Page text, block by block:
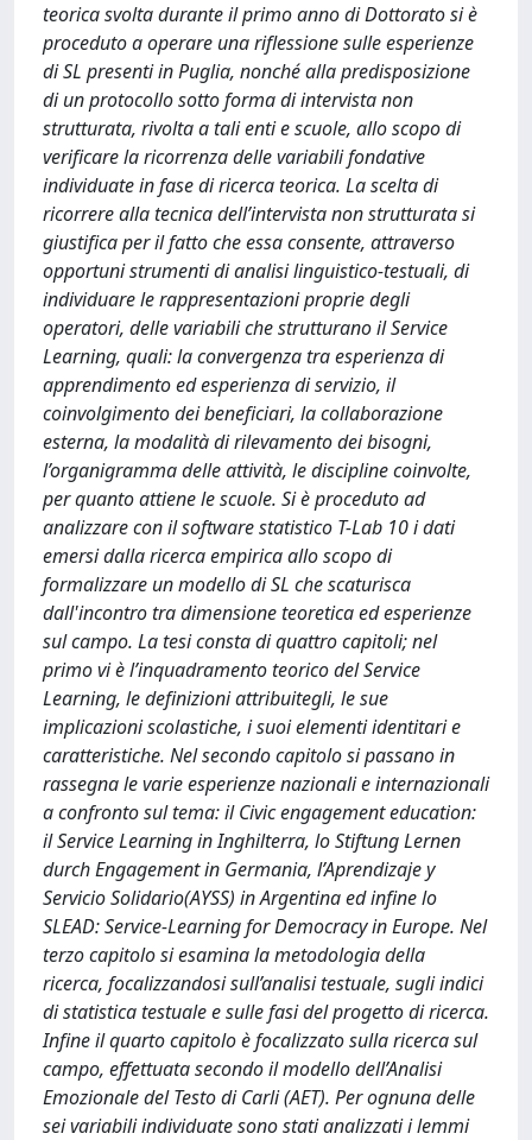
teorica svolta durante il primo anno di Dottorato si è
proceduto a operare una riflessione sulle esperienze
di SL presenti in Puglia, nonché alla predisposizione
di un protocollo sotto forma di intervista non
strutturata, rivolta a tali enti e scuole, allo scopo di
verificare la ricorrenza delle variabili fondative
individuate in fase di ricerca teorica. La scelta di
ricorrere alla tecnica dell’intervista non strutturata si
giustifica per il fatto che essa consente, attraverso
opportuni strumenti di analisi linguistico-testuali, di
individuare le rappresentazioni proprie degli
operatori, delle variabili che strutturano il Service
Learning, quali: la convergenza tra esperienza di
apprendimento ed esperienza di servizio, il
coinvolgimento dei beneficiari, la collaborazione
esterna, la modalità di rilevamento dei bisogni,
l’organigramma delle attività, le discipline coinvolte,
per quanto attiene le scuole. Si è proceduto ad
analizzare con il software statistico T-Lab 10 i dati
emersi dalla ricerca empirica allo scopo di
formalizzare un modello di SL che scaturisca
dall'incontro tra dimensione teoretica ed esperienze
sul campo. La tesi consta di quattro capitoli; nel
primo vi è l’inquadramento teorico del Service
Learning, le definizioni attribuitegli, le sue
implicazioni scolastiche, i suoi elementi identitari e
caratteristiche. Nel secondo capitolo si passano in
rassegna le varie esperienze nazionali e internazionali
a confronto sul tema: il Civic engagement education:
il Service Learning in Inghilterra, lo Stiftung Lernen
durch Engagement in Germania, l’Aprendizaje y
Servicio Solidario(AYSS) in Argentina ed infine lo
SLEAD: Service-Learning for Democracy in Europe. Nel
terzo capitolo si esamina la metodologia della
ricerca, focalizzandosi sull’analisi testuale, sugli indici
di statistica testuale e sulle fasi del progetto di ricerca.
Infine il quarto capitolo è focalizzato sulla ricerca sul
campo, effettuata secondo il modello dell’Analisi
Emozionale del Testo di Carli (AET). Per ognuna delle
sei variabili individuate sono stati analizzati i lemmi